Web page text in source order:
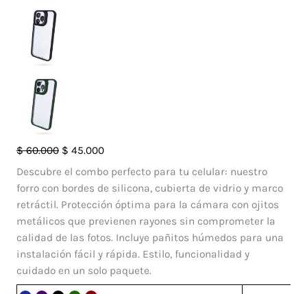
$60.000 El
precio
original
era:
$ 45.000El
precio
actual
es:
$ 45.000.
Descubre el combo perfecto para tu celular: nuestro
forro con bordes de silicona, cubierta de vidrio y marco
retráctil. Protección óptima para la cámara con ojitos
metálicos que previenen rayones sin comprometer la
calidad de las fotos. Incluye pañitos húmedos para una
instalación fácil y rápida. Estilo, funcionalidad y
cuidado en un solo paquete.
Case
Ojitos
15
pro
Max
cantidad